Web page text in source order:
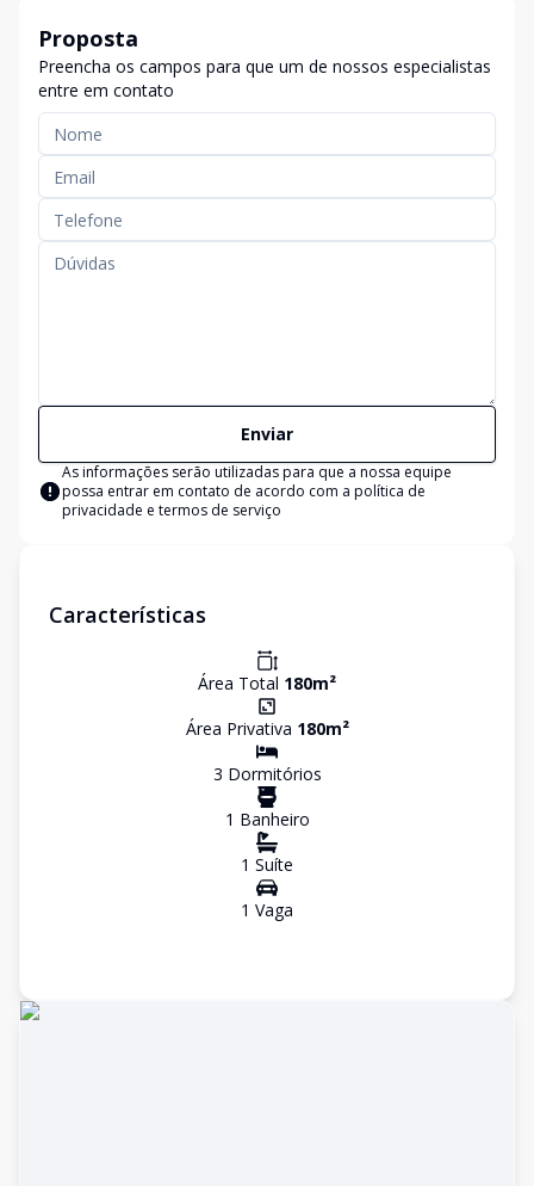
Proposta
Preencha os campos para que um de nossos especialistas
entre em contato
Enviar
As informações serão utilizadas para que a nossa equipe
possa entrar em contato de acordo com a política de
privacidade e termos de serviço
Características
Área Total 180m²
Área Privativa 180m²
3 Dormitórios
1 Banheiro
1 Suíte
1 Vaga